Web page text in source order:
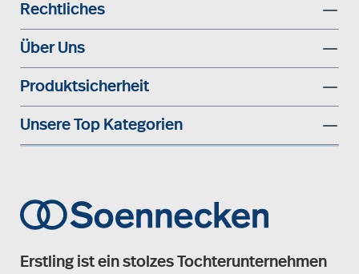
Rechtliches
Über Uns
Produktsicherheit
Unsere Top Kategorien
Erstling ist ein stolzes Tochterunternehmen